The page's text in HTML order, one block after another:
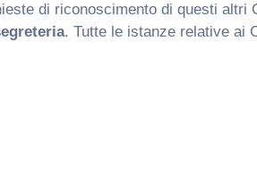
di riconoscimento di questi
. Tutte le istanze relative ai